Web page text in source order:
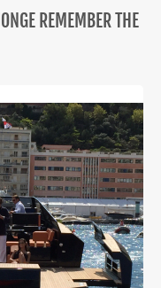
REMEMBER THE